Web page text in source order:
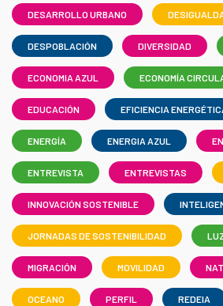
DESARROLLO URBANO
DESPOBLACIÓN DIVERSIDAD
ECONOMIA AZUL ECONOMÍA
EDUCACIÓN EFICIENCIA
ENERGÍA ENERGIA AZUL
ENTREVISTA ENTREVISTAS
INNOVACIÓN SOSTENIBLE
JORNADAS DE SOSTENIBILIDAD
MIGRACIÓN MOVILIDAD
OCEANO PERFIL REDEIA